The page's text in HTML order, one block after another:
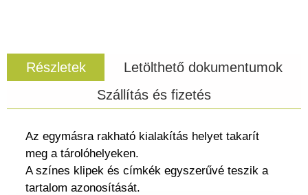
Részletek
Letölthető dokumentumok
Szállítás és fizetés
Az egymásra rakható kialakítás helyet takarít
meg a tárolóhelyeken.
A színes klipek és címkék egyszerűvé teszik a
tartalom azonosítását.